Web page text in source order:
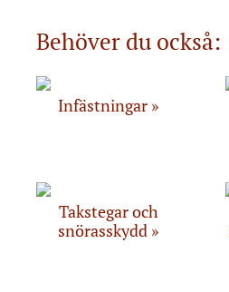
Behöver du också:
Infästningar
Takstegar och
snörasskydd